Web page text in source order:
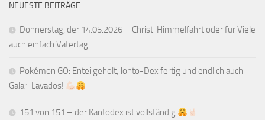
NEUESTE BEITRÄGE
Donnerstag, der 14.05.2026 – Christi Himmelfahrt oder für Viele
auch einfach Vatertag…
Pokémon GO: Entei geholt, Johto-Dex fertig und endlich auch
Galar-Lavados!
151 von 151 – der Kantodex ist vollständig